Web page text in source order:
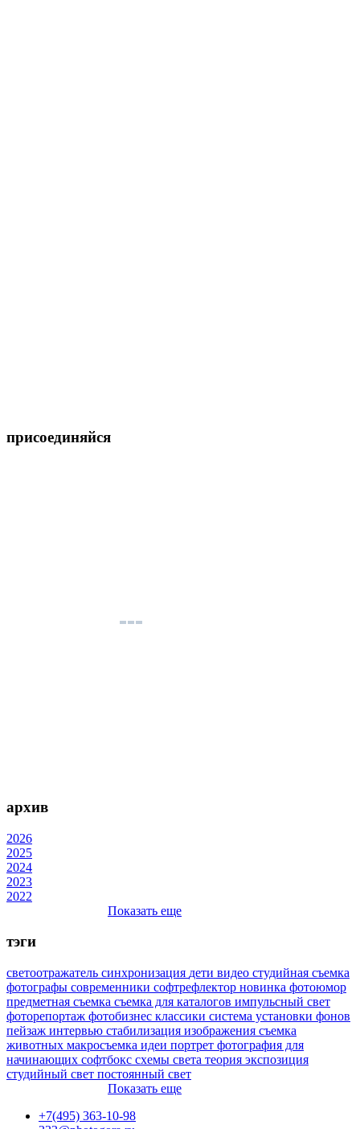
присоединяйся
архив
2026
2025
2024
2023
2022
Показать еще
тэги
светоотражатель синхронизация дети видео студийная съемка
фотографы современники софтрефлектор новинка фотоюмор
предметная съемка съемка для каталогов импульсный свет
фоторепортаж фотобизнес классики система установки фонов
пейзаж интервью стабилизация изображения съемка
животных макросъемка идеи портрет фотография для
начинающих софтбокс схемы света теория экспозиция
студийный свет постоянный свет
Показать еще
+7(495) 363-10-98